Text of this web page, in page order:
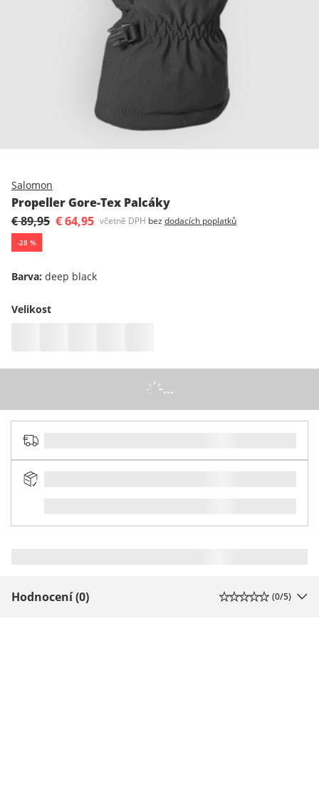
Salomon
Propeller Gore-Tex Palcáky
€ 89,95 € 64,95 včetně DPH bez dodacích poplatků
-28 %
Barva: deep black
Velikost
...
Hodnocení (0) (0/5)